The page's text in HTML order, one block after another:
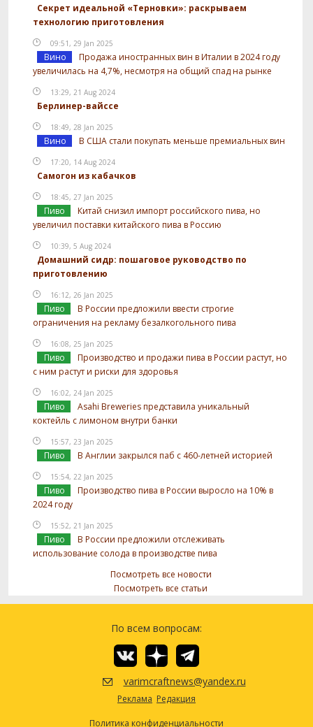
Секрет идеальной «Терновки»: раскрываем
технологию приготовления
09:51, 29 Jan 2025
Вино
Продажа иностранных вин в Италии в 2024 году
увеличилась на 4,7%, несмотря на общий спад на рынке
13:29, 21 Aug 2024
Берлинер-вайссе
18:49, 28 Jan 2025
Вино В США стали покупать меньше премиальных вин
17:20, 14 Aug 2024
Самогон из кабачков
18:45, 27 Jan 2025
Пиво
Китай снизил импорт российского пива, но
увеличил поставки китайского пива в Россию
10:39, 5 Aug 2024
Домашний сидр: пошаговое руководство по
приготовлению
16:12, 26 Jan 2025
Пиво
В России предложили ввести строгие
ограничения на рекламу безалкогольного пива
16:08, 25 Jan 2025
Пиво
Производство и продажи пива в России растут, но
с ним растут и риски для здоровья
16:02, 24 Jan 2025
Пиво
Asahi Breweries представила уникальный
коктейль с лимоном внутри банки
15:57, 23 Jan 2025
Пиво В Англии закрылся паб с 460-летней историей
15:54, 22 Jan 2025
Пиво
Производство пива в России выросло на 10% в
2024 году
15:52, 21 Jan 2025
Пиво
В России предложили отслеживать
использование солода в производстве пива
Посмотреть все новости
Посмотреть все статьи
По всем вопросам:
varimcraftnews@yandex.ru
Реклама Редакция
Политика конфиденциальности